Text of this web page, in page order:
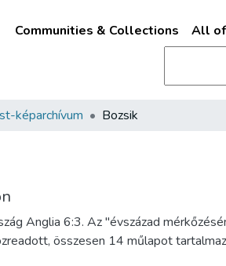
Communities & Collections All of
képarchívum Bozsik
Anglia 6:3. Az "évszázad
összesen 14 műlapot